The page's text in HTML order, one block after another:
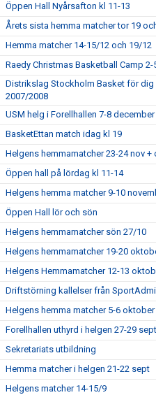
Öppen Hall Nyårsafton kl 11-13
Årets sista hemma matcher tor 19
Hemma matcher 14-15/12 och 19/12
Raedy Christmas Basketball Camp 2-
Distrikslag Stockholm Basket för dig
2007/2008
USM helg i Forellhallen 7-8 december
BasketEttan match idag kl 19
Helgens hemmamatcher 23-24 nov +
Öppen hall på lördag kl 11-14
Helgens hemma matcher 9-10
Öppen Hall lör och sön
Helgens hemmamatcher sön 27/10
Helgens hemmamatcher 19-20
Helgens Hemmamatcher 12-13
Driftstörning kallelser från
Helgens hemma matcher 5-6 oktober
Forellhallen uthyrd i helgen 27-29
Sekretariats utbildning
Hemma matcher i helgen 21-22 sept
Helgens matcher 14-15/9